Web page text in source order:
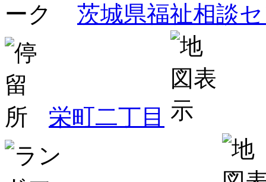
茨城県福祉相談
栄町二丁目